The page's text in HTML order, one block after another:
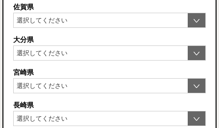
佐賀県
大分県
宮崎県
長崎県